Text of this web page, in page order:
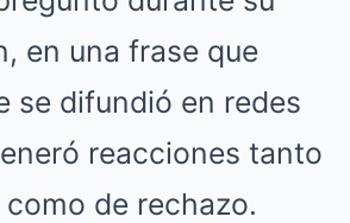
en una frase que
se difundió en redes
reacciones tanto
de rechazo.